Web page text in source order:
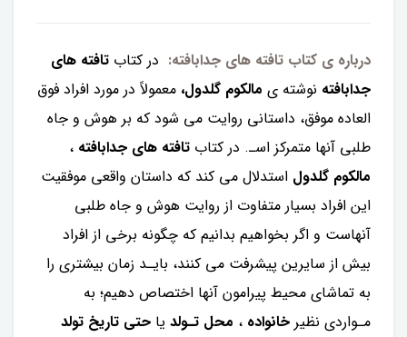
درباره ی کتاب تافته های جدابافته: در کتاب تافته های
جدابافته نوشته ی مالکوم گلدول، معمولاً در مورد افراد فوق
العاده موفق، داستانی روایت می شود که بر هوش و جاه
طلبی آنها متمركز اسـ. در کتاب تافته های جدابافته ،
مالکوم گلدول استدلال می کند که داستان واقعی موفقیت
این افراد بسیار متفاوت از روایت هوش و جاه طلبی
آنهاست و اگر بخواهیم بدانیم که چگونه برخی از افراد
بیش از سایرین پیشرفت می کنند، بایـد زمان بیشتری را
به تماشای محیط پیرامون آنها اختصاص دهیم؛ به
مـواردی نظیر خانواده ، محل تـولد يا حتى تاريخ تولد